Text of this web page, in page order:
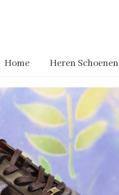
Home Heren Schoenen